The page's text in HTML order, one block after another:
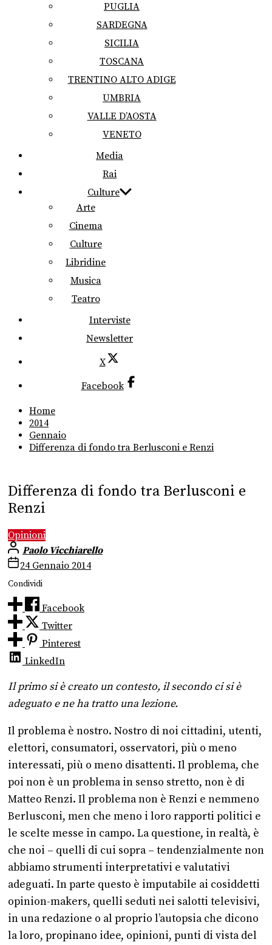
PUGLIA
SARDEGNA
SICILIA
TOSCANA
TRENTINO ALTO ADIGE
UMBRIA
VALLE D’AOSTA
VENETO
Media
Rai
Culture
Arte
Cinema
Culture
Libridine
Musica
Teatro
Interviste
Newsletter
X
Facebook
Home
2014
Gennaio
Differenza di fondo tra Berlusconi e Renzi
Differenza di fondo tra Berlusconi e
Renzi
Opinioni
Paolo Vicchiarello
24 Gennaio 2014
Condividi
Facebook
Twitter
Pinterest
LinkedIn
Il primo si è creato un contesto, il secondo ci si è
adeguato e ne ha tratto una lezione.
Il problema è nostro. Nostro di noi cittadini, utenti,
elettori, consumatori, osservatori, più o meno
interessati, più o meno disattenti. Il problema, che
poi non è un problema in senso stretto, non è di
Matteo Renzi. Il problema non è Renzi e nemmeno
Berlusconi, men che meno i loro rapporti politici e
le scelte messe in campo. La questione, in realtà, è
che noi – quelli di cui sopra – tendenzialmente non
abbiamo strumenti interpretativi e valutativi
adeguati. In parte questo è imputabile ai cosiddetti
opinion-makers, quelli seduti nei salotti televisivi,
in una redazione o al proprio l’autopsia che dicono
la loro, propinano idee, opinioni, punti di vista del